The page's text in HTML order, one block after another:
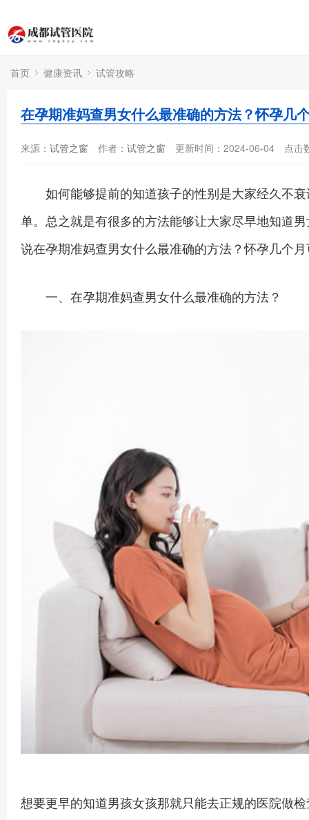
首页 健康资讯 试管攻略
在孕期准妈查男女什么最准确的方法？怀孕几
来源： 试管之窗 作者： 试管之窗 更新时间：2024-06-04 点击
如何能够提前的知道孩子的性别是大家经久不衰
单。总之就是有很多的方法能够让大家尽早地知道
说在孕期准妈查男女什么最准确的方法？怀孕几个
一、在孕期准妈查男女什么最准确的方法？
想要更早的知道男孩女孩那就只能去正规的医院做